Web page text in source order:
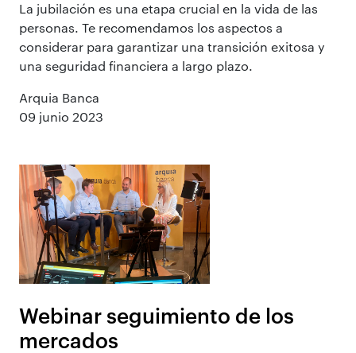
La jubilación es una etapa crucial en la vida de las
personas. Te recomendamos los aspectos a
considerar para garantizar una transición exitosa y
una seguridad financiera a largo plazo.
Arquia Banca
09 junio 2023
Webinar seguimiento de los
mercados